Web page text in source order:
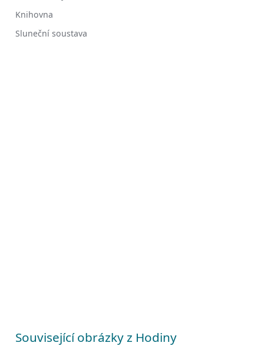
Knihovna
Sluneční soustava
Související obrázky z Hodiny